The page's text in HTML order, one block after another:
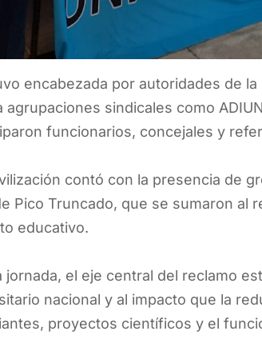
encabezada por autoridades de
agrupaciones sindicales como
funcionarios, concejales y
contó con la presencia de
Pico Truncado, que se sumaron al
educativo.
jornada, el eje central del reclamo
nacional y al impacto que la
proyectos científicos y el